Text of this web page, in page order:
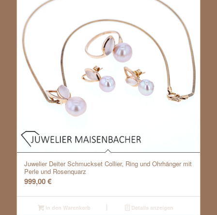
Juwelier Deiter Schmuckset Collier, Ring und Ohrhänger mit
Perle und Rosenquarz
999,00€
In den Warenkorb Details anzeigen